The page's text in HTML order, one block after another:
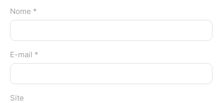
Nome *
E-mail *
Site